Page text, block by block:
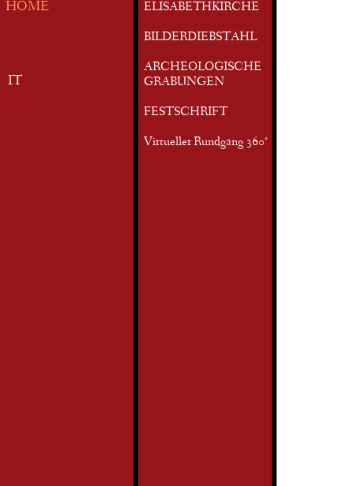
HOME
IT
ELISABETHKIRCHE
BILDERDIEBSTAHL
ARCHEOLOGISCHE
GRABUNGEN
FESTSCHRIFT
Virtueller Rundgang 360°